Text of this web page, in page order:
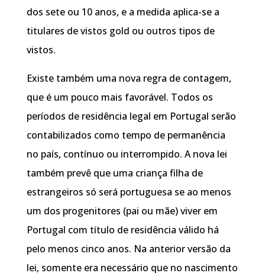
dos sete ou 10 anos, e a medida aplica-se a
titulares de vistos gold ou outros tipos de
vistos.
Existe também uma nova regra de contagem,
que é um pouco mais favorável. Todos os
períodos de residência legal em Portugal serão
contabilizados como tempo de permanência
no país, contínuo ou interrompido. A nova lei
também prevê que uma criança filha de
estrangeiros só será portuguesa se ao menos
um dos progenitores (pai ou mãe) viver em
Portugal com título de residência válido há
pelo menos cinco anos. Na anterior versão da
lei, somente era necessário que no nascimento